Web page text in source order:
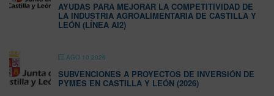
AYUDAS PARA MEJORAR LA COMPETITIVIDAD DE
LA INDUSTRIA AGROALIMENTARIA DE CASTILLA Y
LEÓN (LÍNEA AI2)
AGO 10 2026
SUBVENCIONES A PROYECTOS DE INVERSIÓN DE
PYMES EN CASTILLA Y LEÓN (2026)